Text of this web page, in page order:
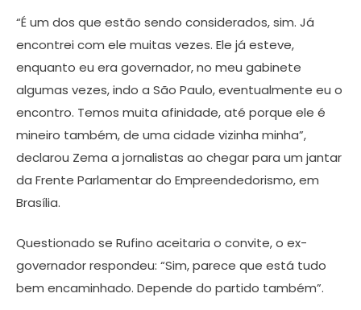
“É um dos que estão sendo considerados, sim. Já
encontrei com ele muitas vezes. Ele já esteve,
enquanto eu era governador, no meu gabinete
algumas vezes, indo a São Paulo, eventualmente eu o
encontro. Temos muita afinidade, até porque ele é
mineiro também, de uma cidade vizinha minha”,
declarou Zema a jornalistas ao chegar para um jantar
da Frente Parlamentar do Empreendedorismo, em
Brasília.
Questionado se Rufino aceitaria o convite, o ex-
governador respondeu: “Sim, parece que está tudo
bem encaminhado. Depende do partido também”.